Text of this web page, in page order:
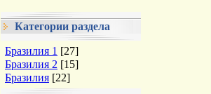
Категории раздела
Бразилия 1 [27]
Бразилия 2 [15]
Бразилия [22]